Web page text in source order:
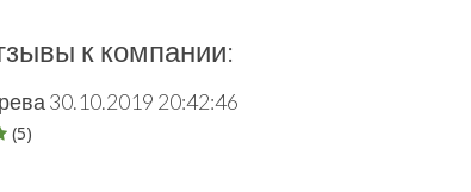
к компании:
30.10.2019 20:42:46
(5)